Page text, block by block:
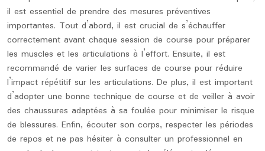
il est essentiel de prendre des mesures préventives
importantes. Tout d’abord, il est crucial de s’échauffer
correctement avant chaque session de course pour préparer
les muscles et les articulations à l’effort. Ensuite, il est
recommandé de varier les surfaces de course pour réduire
l’impact répétitif sur les articulations. De plus, il est important
d’adopter une bonne technique de course et de veiller à avoir
des chaussures adaptées à sa foulée pour minimiser le risque
de blessures. Enfin, écouter son corps, respecter les périodes
de repos et ne pas hésiter à consulter un professionnel en